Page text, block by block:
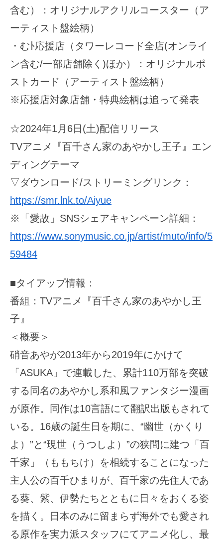
含む）：オリジナルアクリルコースター（ア
ーティスト盤絵柄）
・むﾄ応援店（タワーレコード全店(オンライ
ン含む/一部店舗除く)ほか）：オリジナルポ
ストカード（アーティスト盤絵柄）
※応援店対象店舗・特典絵柄は追って発表
☆2024年1月6日(土)配信リリース
TVアニメ『百千さん家のあやかし王子』エン
ディングテーマ
▽ダウンロード/ストリーミングリンク：
https://smr.lnk.to/Aiyue
※「愛故」SNSシェアキャンペーン詳細：
https://www.sonymusic.co.jp/artist/muto/info/5
59484
■タイアップ情報：
番組：TVアニメ『百千さん家のあやかし王
子』
＜概要＞
硝音あやが2013年から2019年にかけて
「ASUKA」で連載した、累計110万部を突破
する同名のあやかし系和風ファンタジー漫画
が原作。同作は10言語にて翻訳出版もされて
いる。16歳の誕生日を期に、“幽世（かくり
よ）”と“現世（うつしよ）”の狭間に建つ「百
千家」（ももちけ）を相続することになった
主人公の百千ひまりが、百千家の先住人であ
る葵、紫、伊勢たちとともに日々をおくる姿
を描く。日本のみに留まらず海外でも愛され
る原作を実力派スタッフにてアニメ化し、最